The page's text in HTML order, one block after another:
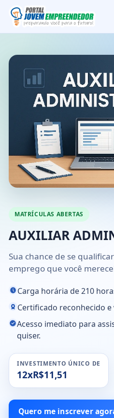
MATRÍCULAS ABERTAS
AUXILIAR
Sua chance de se
emprego que você
Carga horária de 210
Certificado reconhecido
Acesso imediato para
quiser.
INVESTIMENTO ÚNICO DE
12xR$11,51
Quero me inscrever